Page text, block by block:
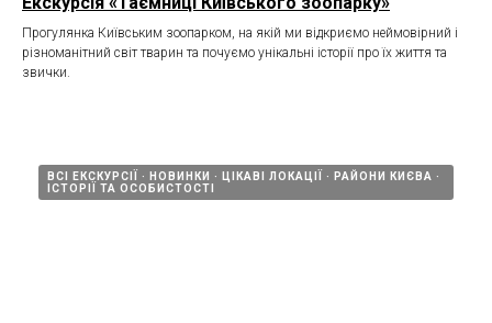
Прогулянка Київським зоопарком, на якій ми відкриємо неймовірний і
різноманітний світ тварин та почуємо унікальні історії про їх життя та
звички.
ВСІ ЕКСКУРСІЇ НОВИНКИ ЦІКАВІ ЛОКАЦІЇ
РАЙОНИ КИЄВА
ІСТОРІЇ ТА ОСОБИСТОСТІ